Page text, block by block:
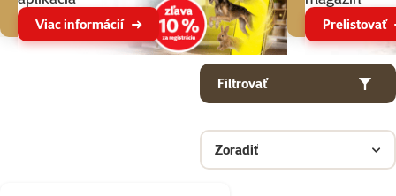
Viac informácií Prelistovať
Filtrovať
Zoradiť
Produkty v kategorii Kliešte a nožnice na pazúriky pre mačky